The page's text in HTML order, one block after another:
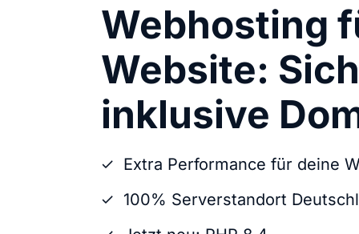
Webhosting
Website:
inklusive
Extra Performance für deine
100% Serverstandort